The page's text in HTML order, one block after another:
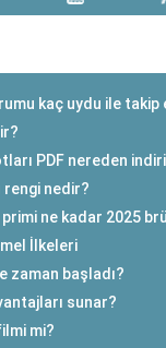
kaç uydu ile takip
PDF nereden
rengi nedir?
ne kadar 2025
İlkeleri
zaman başladı?
sunar?
mi?